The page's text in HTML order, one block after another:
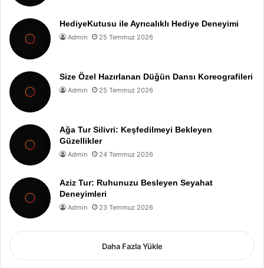
HediyeKutusu ile Ayrıcalıklı Hediye Deneyimi
Admin 25 Temmuz 2026
Size Özel Hazırlanan Düğün Dansı Koreografileri
Admin 25 Temmuz 2026
Ağa Tur Silivri: Keşfedilmeyi Bekleyen
Güzellikler
Admin 24 Temmuz 2026
Aziz Tur: Ruhunuzu Besleyen Seyahat
Deneyimleri
Admin 23 Temmuz 2026
Daha Fazla Yükle